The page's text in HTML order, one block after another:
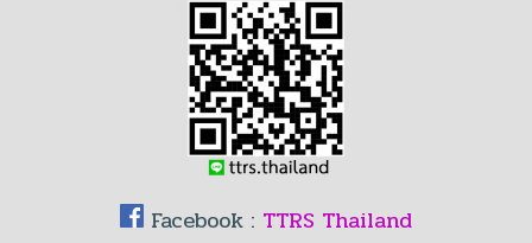
Facebook : TTRS Thailand